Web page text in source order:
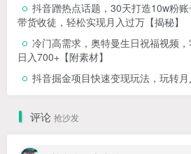
抖音蹭热点话题，30天打造10w粉账
带货收徒，轻松实现月入过万【揭秘】
冷门高需求，奥特曼生日祝福视频，
日入700+【附素材】
抖音掘金项目快速变现玩法，玩转月
评论 抢沙发